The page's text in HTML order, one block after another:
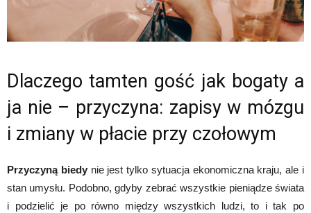
Dlaczego tamten gość jak bogaty a
ja nie – przyczyna: zapisy w mózgu
i zmiany w płacie przy czołowym
Przyczyną biedynie jest tylko sytuacja ekonomiczna kraju, ale i
stan umysłu. Podobno, gdyby zebrać wszystkie pieniądze świata
i podzielić je po równo między wszystkich ludzi, to i tak po